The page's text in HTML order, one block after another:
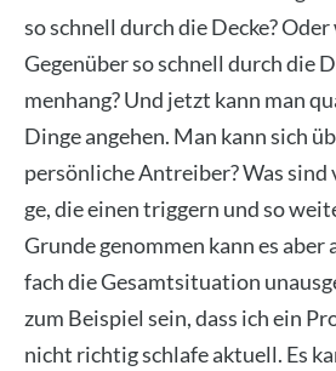
so schnell durch die Decke?
Gegen­über so schnell durch die
men­hang? Und jetzt kann man
Din­ge ange­hen. Man kann sich
per­sön­li­che Antrei­ber? Was
ge, die einen trig­gern und so
Grun­de genom­men kann es aber
fach die Gesamt­si­tua­ti­on
zum Bei­spiel sein, dass ich ein
nicht rich­tig schla­fe aktu­ell. Es